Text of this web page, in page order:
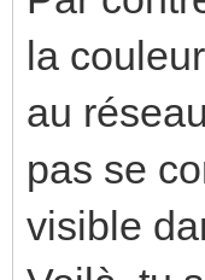
la
au
pas se
visible